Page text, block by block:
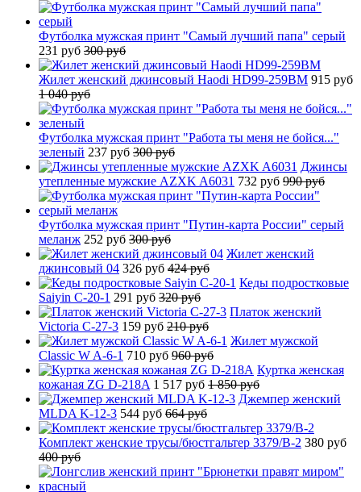
Футболка мужская принт "Самый лучший папа" серый
231 руб 300 руб
Жилет женский джинсовый Haodi HD99-259BM 915 руб
1 040 руб
Футболка мужская принт "Работа ты меня не бойся..."
зеленый 237 руб 300 руб
Джинсы
утепленные мужские AZXK A6031 732 руб 990 руб
Футболка мужская принт "Путин-карта России" серый
меланж 252 руб 300 руб
Жилет женский
джинсовый 04 326 руб 424 руб
Кеды подростковые
Saiyin C-20-1 291 руб 320 руб
Платок женский
Victoria C-27-3 159 руб 210 руб
Жилет мужской
Classic W A-6-1 710 руб 960 руб
Куртка женская
кожаная ZG D-218A 1 517 руб 1 850 руб
Джемпер женский
MLDA K-12-3 544 руб 664 руб
Комплект женские трусы/бюстгальтер 3379/B-2 380 руб
400 руб